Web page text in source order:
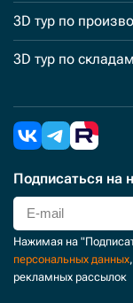
3D тур по
3D тур по складам
Подписаться на
Нажимая на
персональных данных
рекламных рассылок